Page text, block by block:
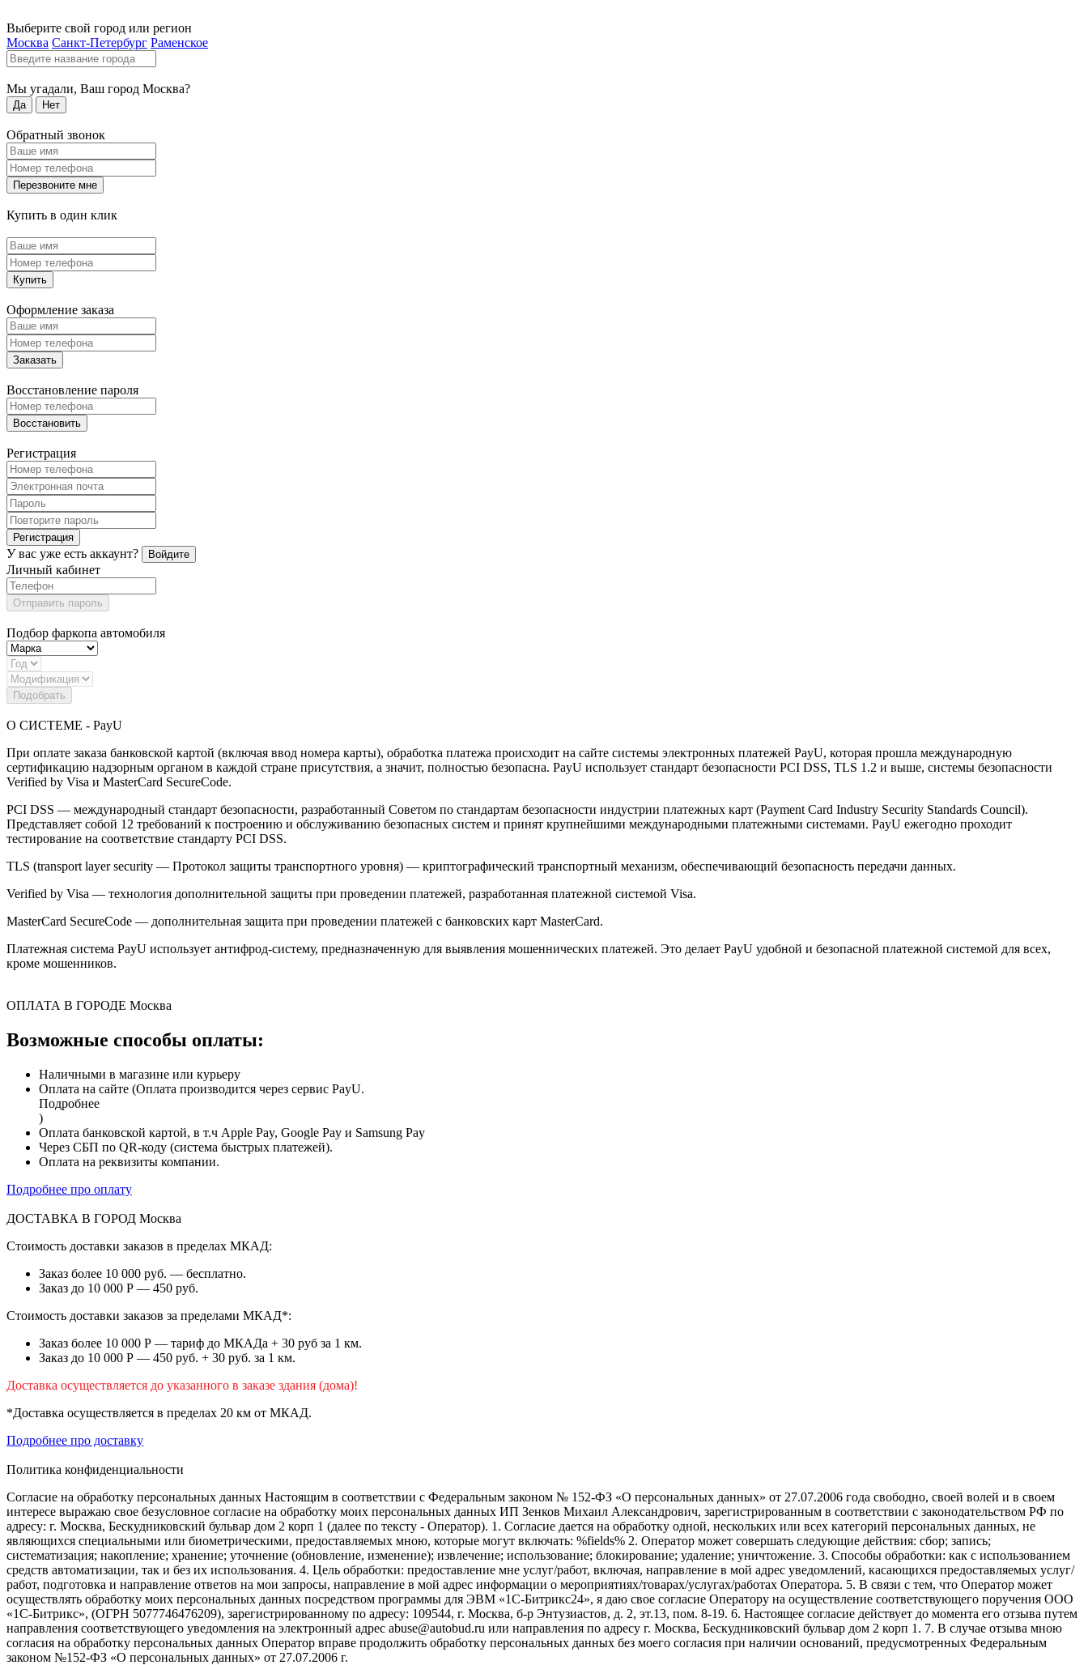
Выберите свой город или регион
Москва Санкт-Петербург Раменское
Мы угадали, Ваш город Москва?
Да Нет
Обратный звонок
Перезвоните мне
Купить в один клик
Купить
Оформление заказа
Заказать
Восстановление пароля
Восстановить
Регистрация
Регистрация
У вас уже есть аккаунт? Войдите
Личный кабинет
Отправить пароль
Подбор фаркопа автомобиля
Подобрать
О СИСТЕМЕ - PayU
При оплате заказа банковской картой (включая ввод номера карты), обработка платежа происходит на сайте системы электронных платежей PayU, которая прошла международную
сертификацию надзорным органом в каждой стране присутствия, а значит, полностью безопасна. PayU использует стандарт безопасности PCI DSS, TLS 1.2 и выше, системы безопасности
Verified by Visa и MasterCard SecureCode.
PCI DSS — международный стандарт безопасности, разработанный Советом по стандартам безопасности индустрии платежных карт (Payment Card Industry Security Standards Council).
Представляет собой 12 требований к построению и обслуживанию безопасных систем и принят крупнейшими международными платежными системами. PayU ежегодно проходит
тестирование на соответствие стандарту PCI DSS.
TLS (transport layer security — Протокол защиты транспортного уровня) — криптографический транспортный механизм, обеспечивающий безопасность передачи данных.
Verified by Visa — технология дополнительной защиты при проведении платежей, разработанная платежной системой Visa.
MasterCard SecureCode — дополнительная защита при проведении платежей с банковских карт MasterCard.
Платежная система PayU использует антифрод-систему, предназначенную для выявления мошеннических платежей. Это делает PayU удобной и безопасной платежной системой для всех,
кроме мошенников.
ОПЛАТА В ГОРОДЕ Москва
Возможные способы оплаты:
Наличными в магазине или курьеру
Оплата на сайте (Оплата производится через сервис PayU.
Подробнее
)
Оплата банковской картой, в т.ч Apple Pay, Google Pay и Samsung Pay
Через СБП по QR-коду (система быстрых платежей).
Оплата на реквизиты компании.
Подробнее про оплату
ДОСТАВКА В ГОРОД Москва
Стоимость доставки заказов в пределах МКАД:
Заказ более 10 000 руб. — бесплатно.
Заказ до 10 000 Р — 450 руб.
Стоимость доставки заказов за пределами МКАД*:
Заказ более 10 000 Р — тариф до МКАДа + 30 руб за 1 км.
Заказ до 10 000 Р — 450 руб. + 30 руб. за 1 км.
Доставка осуществляется до указанного в заказе здания (дома)!
*Доставка осуществляется в пределах 20 км от МКАД.
Подробнее про доставку
Политика конфиденциальности
Согласие на обработку персональных данных Настоящим в соответствии с Федеральным законом № 152-ФЗ «О персональных данных» от 27.07.2006 года свободно, своей волей и в своем
интересе выражаю свое безусловное согласие на обработку моих персональных данных ИП Зенков Михаил Александрович, зарегистрированным в соответствии с законодательством РФ по
адресу: г. Москва, Бескудниковский бульвар дом 2 корп 1 (далее по тексту - Оператор). 1. Согласие дается на обработку одной, нескольких или всех категорий персональных данных, не
являющихся специальными или биометрическими, предоставляемых мною, которые могут включать: %fields% 2. Оператор может совершать следующие действия: сбор; запись;
систематизация; накопление; хранение; уточнение (обновление, изменение); извлечение; использование; блокирование; удаление; уничтожение. 3. Способы обработки: как с использованием
средств автоматизации, так и без их использования. 4. Цель обработки: предоставление мне услуг/работ, включая, направление в мой адрес уведомлений, касающихся предоставляемых услуг/
работ, подготовка и направление ответов на мои запросы, направление в мой адрес информации о мероприятиях/товарах/услугах/работах Оператора. 5. В связи с тем, что Оператор может
осуществлять обработку моих персональных данных посредством программы для ЭВМ «1С-Битрикс24», я даю свое согласие Оператору на осуществление соответствующего поручения ООО
«1С-Битрикс», (ОГРН 5077746476209), зарегистрированному по адресу: 109544, г. Москва, б-р Энтузиастов, д. 2, эт.13, пом. 8-19. 6. Настоящее согласие действует до момента его отзыва путем
направления соответствующего уведомления на электронный адрес abuse@autobud.ru или направления по адресу г. Москва, Бескудниковский бульвар дом 2 корп 1. 7. В случае отзыва мною
согласия на обработку персональных данных Оператор вправе продолжить обработку персональных данных без моего согласия при наличии оснований, предусмотренных Федеральным
законом №152-ФЗ «О персональных данных» от 27.07.2006 г.